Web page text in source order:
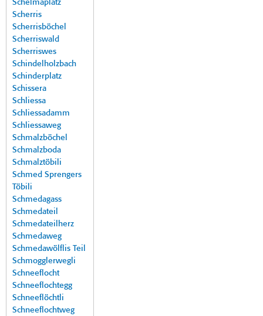
Schelmaplatz
Scherris
Scherrisböchel
Scherriswald
Scherriswes
Schindelholzbach
Schinderplatz
Schissera
Schliessa
Schliessadamm
Schliessaweg
Schmalzböchel
Schmalzboda
Schmalztöbili
Schmed Sprengers
Töbili
Schmedagass
Schmedateil
Schmedateilherz
Schmedaweg
Schmedawölflis Teil
Schmogglerwegli
Schneeflocht
Schneeflochtegg
Schneeflöchtli
Schneeflochtweg